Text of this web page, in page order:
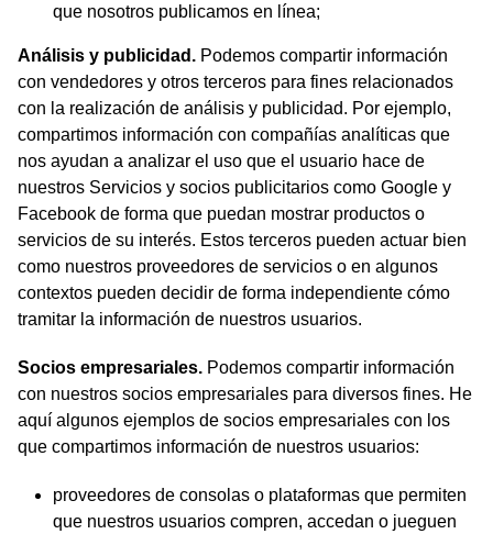
que nosotros publicamos en línea;
Análisis y publicidad. Podemos compartir información
con vendedores y otros terceros para fines relacionados
con la realización de análisis y publicidad. Por ejemplo,
compartimos información con compañías analíticas que
nos ayudan a analizar el uso que el usuario hace de
nuestros Servicios y socios publicitarios como Google y
Facebook de forma que puedan mostrar productos o
servicios de su interés. Estos terceros pueden actuar bien
como nuestros proveedores de servicios o en algunos
contextos pueden decidir de forma independiente cómo
tramitar la información de nuestros usuarios.
Socios empresariales. Podemos compartir información
con nuestros socios empresariales para diversos fines. He
aquí algunos ejemplos de socios empresariales con los
que compartimos información de nuestros usuarios:
proveedores de consolas o plataformas que permiten
que nuestros usuarios compren, accedan o jueguen